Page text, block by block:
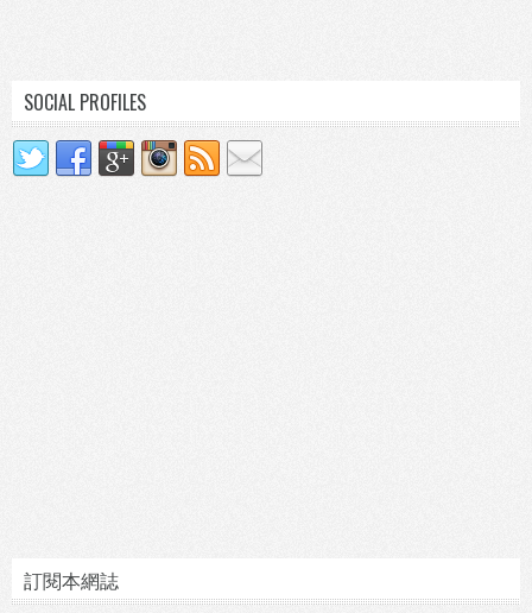
SOCIAL PROFILES
訂閱本網誌